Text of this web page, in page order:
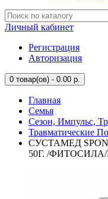
Личный кабинет
Регистрация
Авторизация
0 товар(ов) - 0.00 р.
Главная
Семья
Сезон, Импульс,
Травматические
СУСТАМЕД
50Г. /